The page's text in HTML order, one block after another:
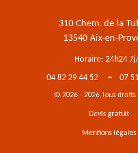
310 Chem. de la
13540 Aix-en-
Horaire: 24h24
04 82 29 44 52
- 07
© 2026 - 2026 Tous droits
Devis gratuit
Mentions légales